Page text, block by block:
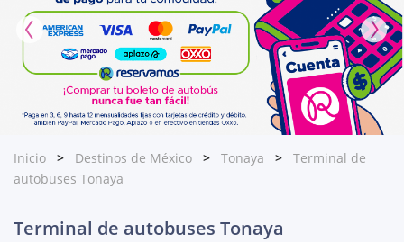
Inicio Destinos de México Tonaya
Terminal de
autobuses Tonaya
Terminal de autobuses Tonaya